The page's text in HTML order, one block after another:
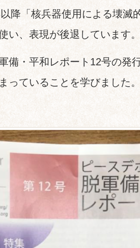
降「核兵器使用による壊滅
い、表現が後退しています
備・平和レポート12号の発
っていることを学びました